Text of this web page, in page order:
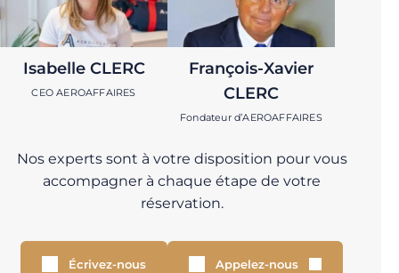
Isabelle CLERC
CEO AEROAFFAIRES
François-Xavier
CLERC
Fondateur d’AEROAFFAIRES
Nos experts sont à votre disposition pour vous
accompagner à chaque étape de votre
réservation.
Écrivez-nous Appelez-nous